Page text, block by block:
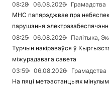
08:28 06.08.2026
Грамадства
МНС папярэджвае пра
парушэння
08:25
06.08.2026
Палітыка,
Турчын накіраваўся ў
міжурадавага савета
03:59
06.08.2026
Грамадства
На пяці метэастанцыях